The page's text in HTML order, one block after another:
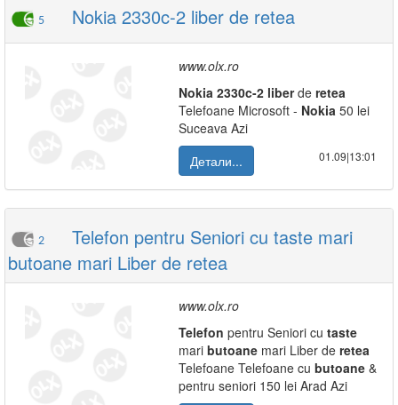
5 Nokia 2330c-2 liber de retea
www.olx.ro
Nokia 2330c-2 liberde retea
Telefoane Microsoft - Nokia 50 lei
Suceava Azi
Детали...
01.09|13:01
2
Telefon pentru Seniori cu taste mari
butoane mari Liber de retea
www.olx.ro
Telefon pentru Seniori cu taste
mari butoane mari Liber de retea
Telefoane Telefoane cu butoane &
pentru seniori 150 lei Arad Azi